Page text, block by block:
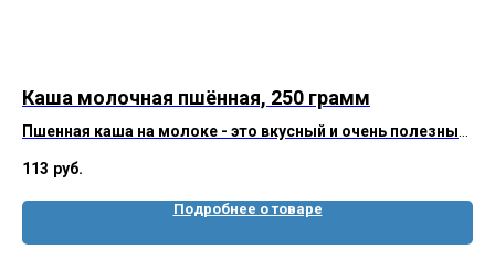
Каша молочная пшённая, 250 грамм
Пшенная каша на молоке - это вкусный и очень полезный
разогреть.
113 руб.
Подробнее о товаре